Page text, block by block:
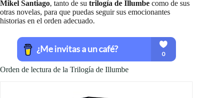
Mikel Santiago, tanto de su trilogía de Illumbe como de sus
otras novelas, para que puedas seguir sus emocionantes
historias en el orden adecuado.
Orden de lectura de la Trilogía de Illumbe